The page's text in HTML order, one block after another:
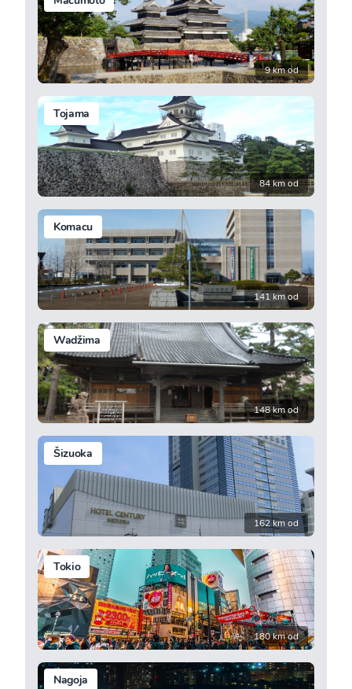
9 km od
Tojama
84 km od
Komacu
141 km od
Wadžima
148 km od
Šizuoka
162 km od
Tokio
180 km od
Nagoja